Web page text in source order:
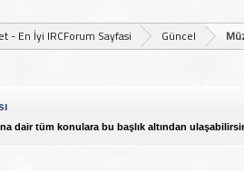
- En İyi IRCForum Sayfasi Güncel
dair tüm konulara bu başlık altından